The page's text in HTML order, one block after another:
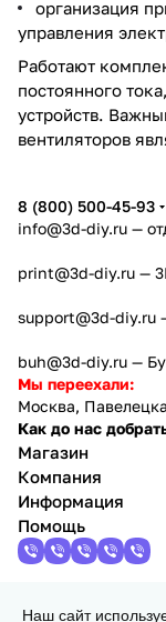
организация
управления
Работают
постоянного
устройств.
вентиляторов
8 (800) 500-45-93
info@3d-diy.ru —
print@3d-diy.ru —
support@3d-diy.ru
buh@3d-diy.ru —
Мы переехали:
Москва,
Как до нас
Магазин
Компания
Информация
Помощь
Наш сайт